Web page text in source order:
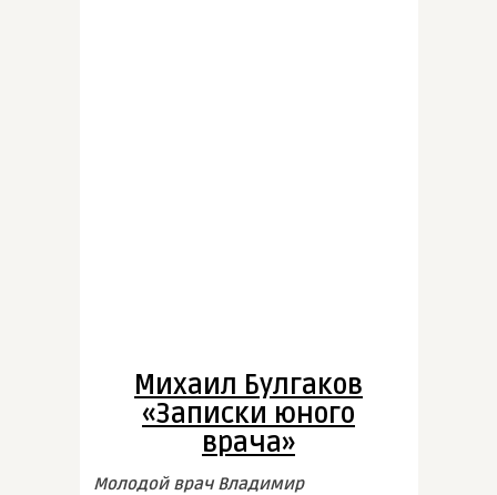
Михаил Булгаков
«Записки юного
врача»
Молодой врач Владимир